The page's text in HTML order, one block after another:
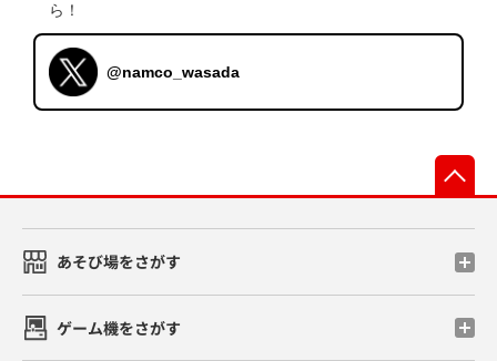
ら！
@namco_wasada
あそび場をさがす
ゲーム機をさがす